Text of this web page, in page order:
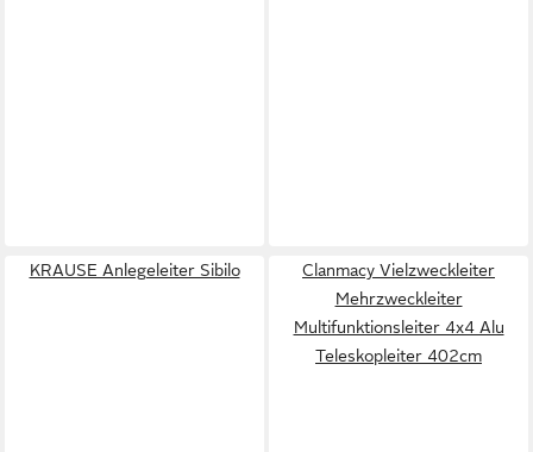
KRAUSE Anlegeleiter Sibilo
Clanmacy Vielzweckleiter
Mehrzweckleiter
Multifunktionsleiter 4x4 Alu
Teleskopleiter 402cm